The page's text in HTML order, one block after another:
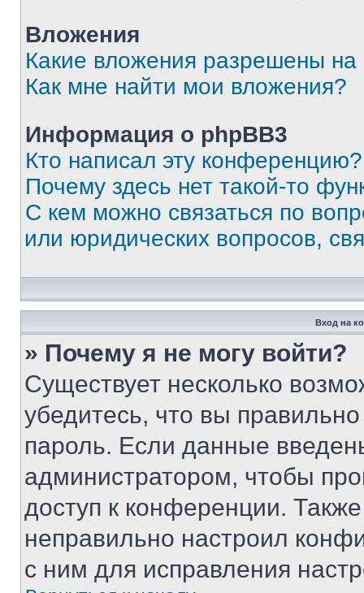
Вложения
Какие вложения разрешены
Как мне найти мои вложения?
Информация о phpBB3
Кто написал эту конференцию?
Почему здесь нет такой-то
С кем можно связаться по
или юридических вопросов,
Вход на
» Почему я не могу войти?
Существует несколько
убедитесь, что вы
пароль. Если данные
администратором, чтобы
доступ к конференции.
неправильно настроил
с ним для исправления